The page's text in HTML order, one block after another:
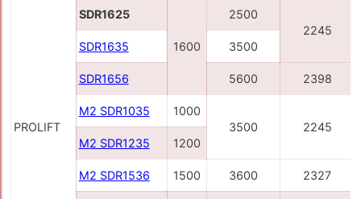
PROLIFT
SDR1625
1600
2500
2245
SDR1635
3500
SDR1656 5600 2398
M2 SDR1035
1000
3500
2245
M2 SDR1235
1200
M2 SDR1536 1500 3600 2327